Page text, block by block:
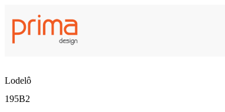
Lodelô
195B2